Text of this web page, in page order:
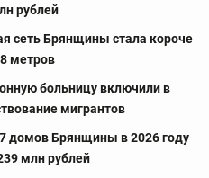
рублей
сеть Брянщины стала короче
метров
больницу включили в
мигрантов
домов Брянщины в 2026 году
млн рублей